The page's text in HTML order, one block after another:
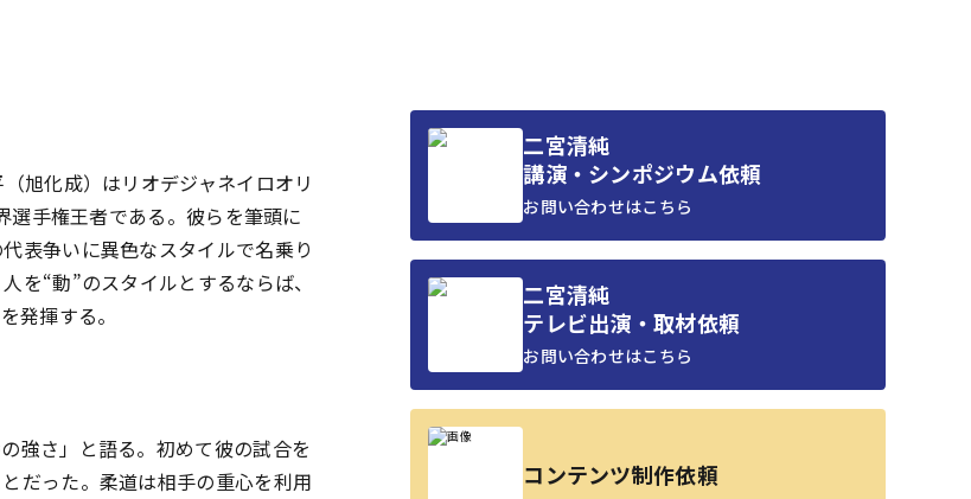
旭化成）はリオデジャネイロオリ
手権王者である。彼らを筆頭に
表争いに異色なスタイルで名乗り
を“動”のスタイルとするならば、
発揮する。
強さ」と語る。初めて彼の試合を
だった。柔道は相手の重心を利用
二宮清純
講演・シンポジウム依頼
お問い合わせはこちら
二宮清純
テレビ出演・取材依頼
お問い合わせはこちら
コンテンツ制作依頼